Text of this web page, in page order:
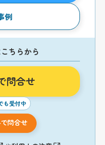
例
ちらから
問合せ
も受付中
問合せ